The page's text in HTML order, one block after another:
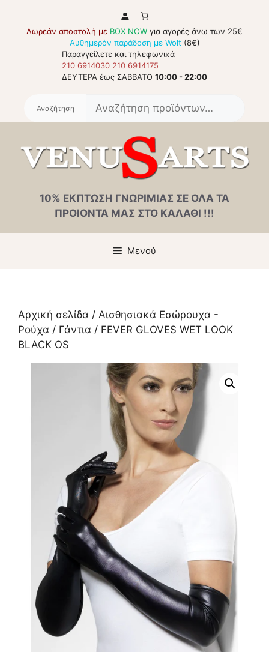
περιεχόμενο
Δωρεάν αποστολή με BOX NOW για αγορές άνω των 25€
Αυθημερόν παράδοση με Wolt (8€)
Παραγγείλετε και τηλεφωνικά
210 6914030 210 6914175
ΔΕΥΤΕΡΑ έως ΣΑΒΒΑΤΟ 10:00 - 22:00
10% ΕΚΠΤΩΣΗ ΓΝΩΡΙΜΙΑΣ ΣΕ ΟΛΑ ΤΑ
ΠΡΟΙΟΝΤΑ ΜΑΣ ΣΤΟ ΚΑΛΑΘΙ !!!
Μενού
Αρχική σελίδα / Αισθησιακά Εσώρουχα -
Ρούχα / Γάντια / FEVER GLOVES WET LOOK
BLACK OS